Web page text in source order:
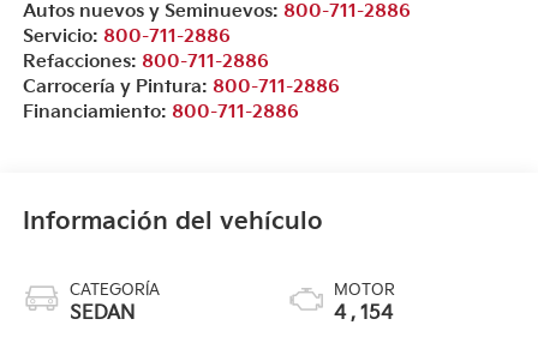
Autos nuevos y Seminuevos: 800-711-2886
Servicio: 800-711-2886
Refacciones: 800-711-2886
Carrocería y Pintura: 800-711-2886
Financiamiento: 800-711-2886
Información del vehículo
CATEGORÍA
SEDAN
MOTOR
4 , 154